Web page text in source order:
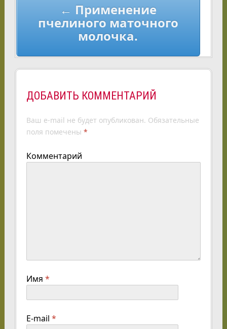
← Применение
пчелиного маточного
молочка.
ДОБАВИТЬ КОММЕНТАРИЙ
Ваш e-mail не будет опубликован. Обязательные
поля помечены *
Комментарий
Имя *
E-mail *